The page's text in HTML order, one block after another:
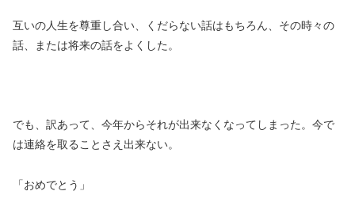
互いの人生を尊重し合い、くだらない話はもちろん、その時々の
話、または将来の話をよくした。
でも、訳あって、今年からそれが出来なくなってしまった。今で
は連絡を取ることさえ出来ない。
「おめでとう」